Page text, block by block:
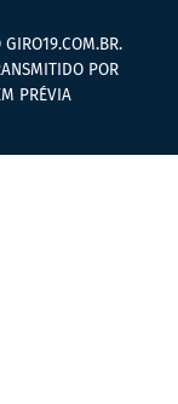
POR
PRÉVIA